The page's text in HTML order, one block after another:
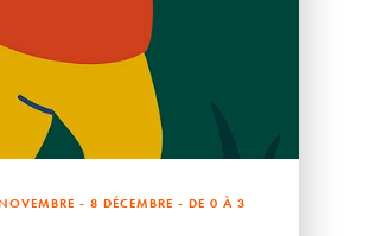
-8 DÉCEMBRE - DE 0 À 3